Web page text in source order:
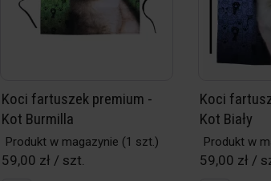
Koci fartuszek premium -
Kot Burmilla
Produkt w magazynie (1 szt.)
59,00 zł / szt.
Koci
Kot Biały
Produkt w
59,00 zł /